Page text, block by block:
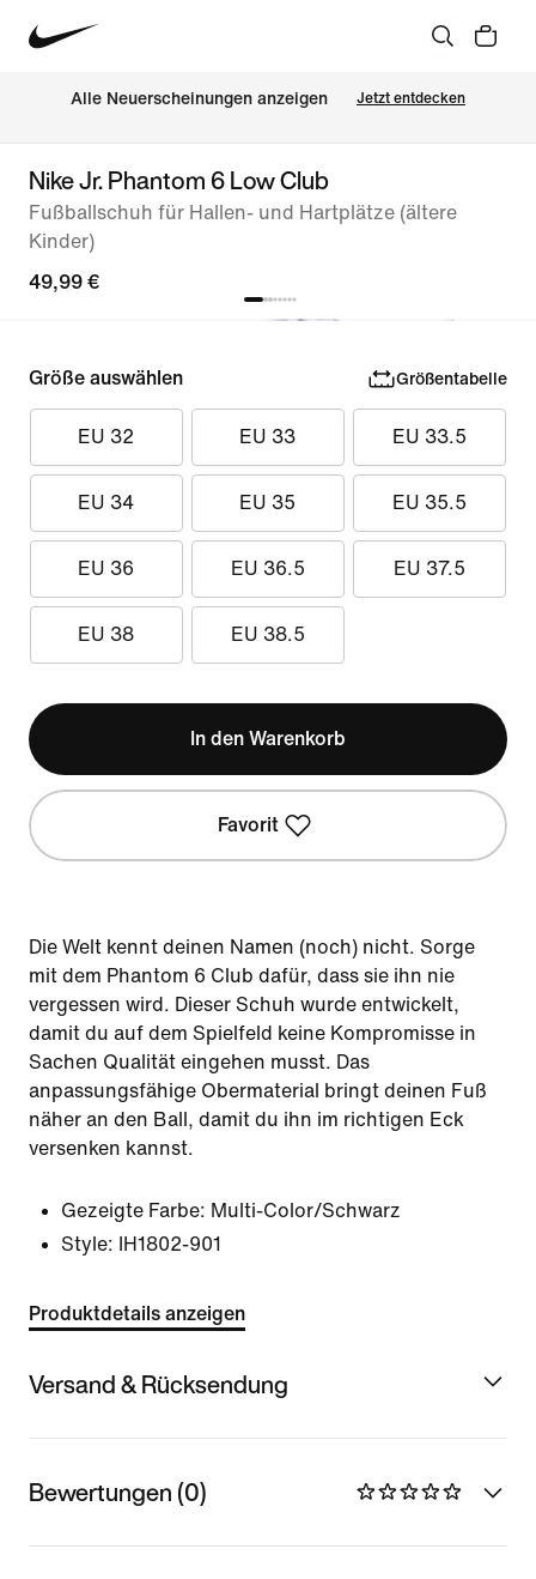
Alle Neuerscheinungen anzeigen Jetzt entdecken
Nike Jr. Phantom 6 Low Club
Fußballschuh für Hallen- und Hartplätze (ältere
Kinder)
49,99 €
Größe auswählen Größentabelle
EU 32 EU 33 EU 33.5
EU 34 EU 35 EU 35.5
EU 36 EU 36.5 EU 37.5
EU 38 EU 38.5
In den Warenkorb
Favorit
Die Welt kennt deinen Namen (noch) nicht. Sorge
mit dem Phantom 6 Club dafür, dass sie ihn nie
vergessen wird. Dieser Schuh wurde entwickelt,
damit du auf dem Spielfeld keine Kompromisse in
Sachen Qualität eingehen musst. Das
anpassungsfähige Obermaterial bringt deinen Fuß
näher an den Ball, damit du ihn im richtigen Eck
versenken kannst.
Gezeigte Farbe: Multi-Color/Schwarz
Style:
IH1802-901
Produktdetails anzeigen
Versand & Rücksendung
Bewertungen (0)